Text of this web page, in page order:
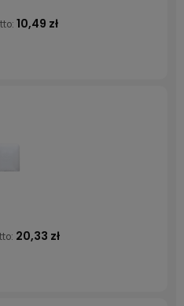
10,49 zł
20,33 zł